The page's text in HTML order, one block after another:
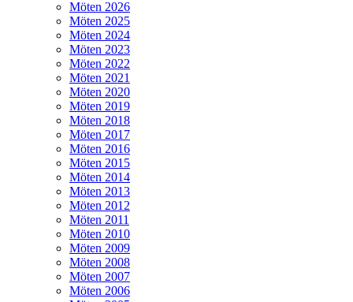
Möten 2026
Möten 2025
Möten 2024
Möten 2023
Möten 2022
Möten 2021
Möten 2020
Möten 2019
Möten 2018
Möten 2017
Möten 2016
Möten 2015
Möten 2014
Möten 2013
Möten 2012
Möten 2011
Möten 2010
Möten 2009
Möten 2008
Möten 2007
Möten 2006